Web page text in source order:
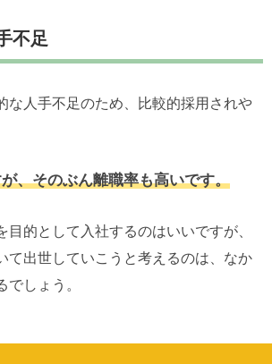
不足
な人手不足のため、比較的採用されや
、そのぶん離職率も高いです。
目的として入社するのはいいですが、
て出世していこうと考えるのは、なか
でしょう。